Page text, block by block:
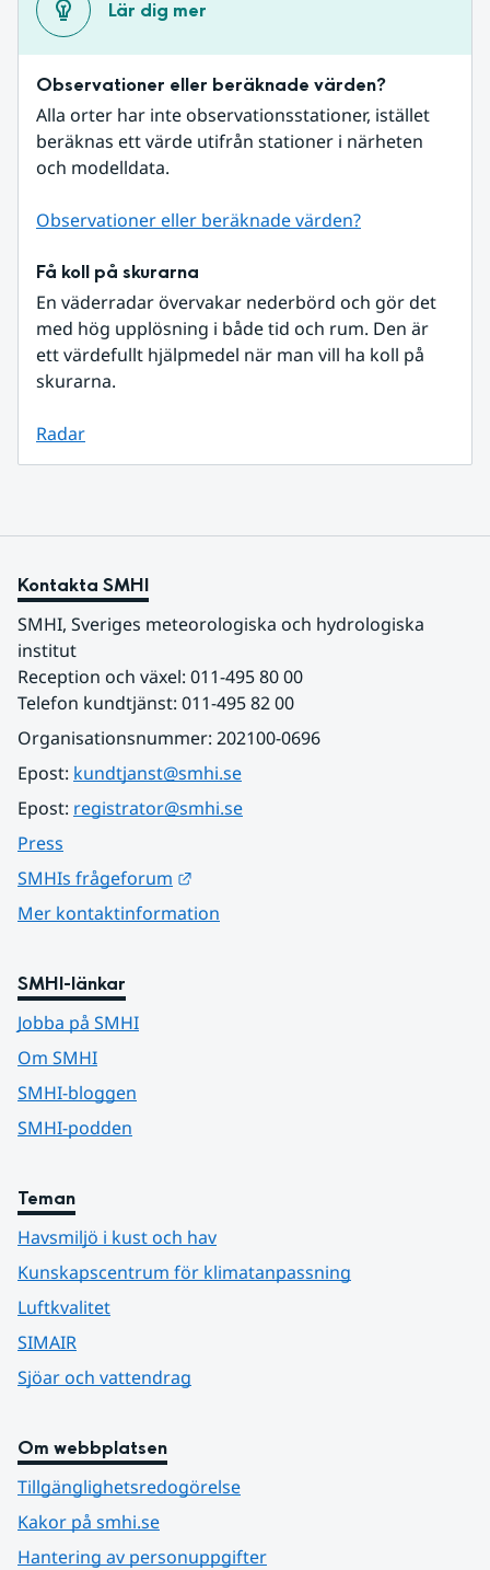
Lär dig mer
Observationer eller beräknade värden?
Alla orter har inte observationsstationer, istället
beräknas ett värde utifrån stationer i närheten
och modelldata.
Observationer eller beräknade värden?
Få koll på skurarna
En väderradar övervakar nederbörd och gör det
med hög upplösning i både tid och rum. Den är
ett värdefullt hjälpmedel när man vill ha koll på
skurarna.
Radar
Kontakta SMHI
SMHI, Sveriges meteorologiska och hydrologiska
institut
Reception och växel: 011-495 80 00
Telefon kundtjänst: 011-495 82 00
Organisationsnummer: 202100-0696
Epost: kundtjanst@smhi.se
Epost: registrator@smhi.se
Press
SMHIs frågeforum
Mer kontaktinformation
SMHI-länkar
Jobba på SMHI
Om SMHI
SMHI-bloggen
SMHI-podden
Teman
Havsmiljö i kust och hav
Kunskapscentrum för klimatanpassning
Luftkvalitet
SIMAIR
Sjöar och vattendrag
Om webbplatsen
Tillgänglighetsredogörelse
Kakor på smhi.se
Hantering av personuppgifter